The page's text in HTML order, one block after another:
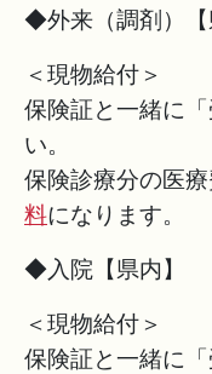
◆外来（調剤）【
＜現物給付＞
保険証と一緒に
い。
保険診療分の医
料になります。
◆入院【県内】
＜現物給付＞
保険証と一緒に